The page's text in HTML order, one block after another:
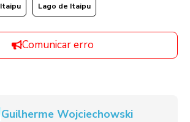
Itaipu Lago de Itaipu
Comunicar erro
Guilherme Wojciechowski